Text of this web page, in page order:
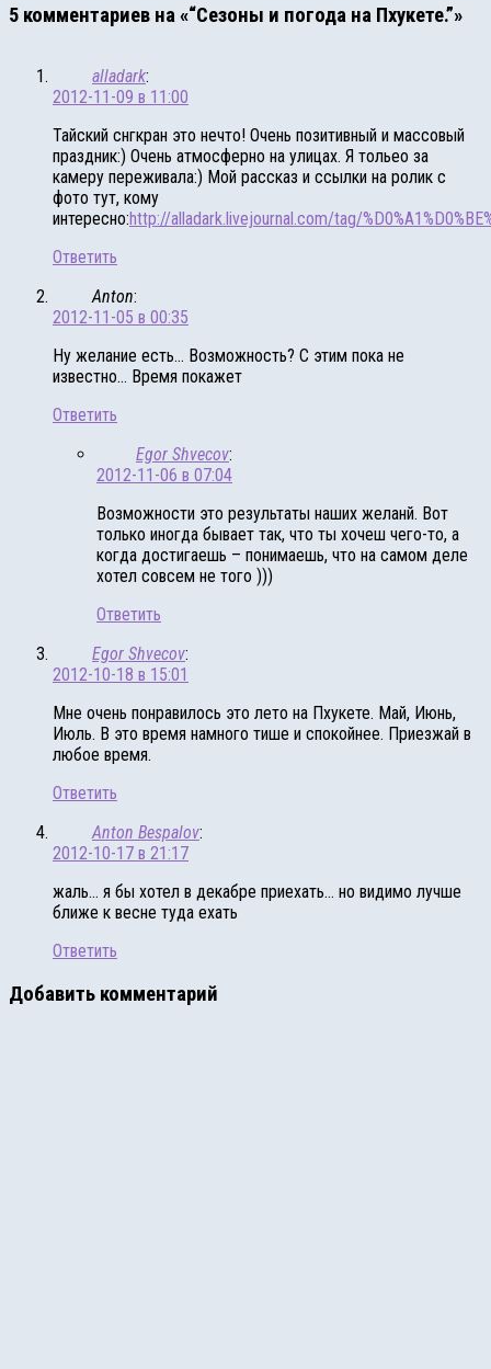
5 комментариев на «“Сезоны и погода на Пхукете.”»
alladark:
2012-11-09 в 11:00
Тайский снгкран это нечто! Очень позитивный и массовый
праздник:) Очень атмосферно на улицах. Я тольео за
камеру переживала:) Мой рассказ и ссылки на ролик с
фото тут, кому
интересно:http://alladark.livejournal.com/tag/
Ответить
Anton:
2012-11-05 в 00:35
Ну желание есть… Возможность? С этим пока не
известно… Время покажет
Ответить
Egor Shvecov:
2012-11-06 в 07:04
Возможности это результаты наших желанй. Вот
только иногда бывает так, что ты хочеш чего-то, а
когда достигаешь – понимаешь, что на самом деле
хотел совсем не того )))
Ответить
Egor Shvecov:
2012-10-18 в 15:01
Мне очень понравилось это лето на Пхукете. Май, Июнь,
Июль. В это время намного тише и спокойнее. Приезжай в
любое время.
Ответить
Anton Bespalov:
2012-10-17 в 21:17
жаль… я бы хотел в декабре приехать… но видимо лучше
ближе к весне туда ехать
Ответить
Добавить комментарий